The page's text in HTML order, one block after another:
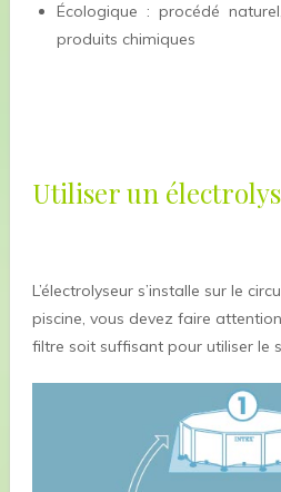
Écologique : procédé
produits chimiques
Utiliser un
L’électrolyseur s’installe sur le
piscine, vous devez faire
filtre soit suffisant pour utiliser le